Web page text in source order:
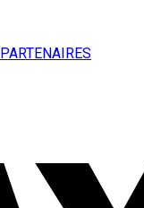
PARTENAIRES